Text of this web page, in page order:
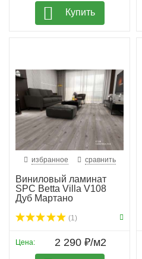
Купить
избранное сравнить
Виниловый ламинат
SPC Betta Villa V108
Дуб Мартано
(1)
Цена: 2 290 ₽/м2